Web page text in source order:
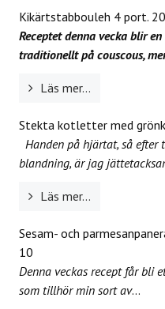
Kikärtstabbouleh 4 port.
Receptet denna vecka blir
traditionellt på couscous,
Läs mer...
Stekta kotletter med
Handen på hjärtat, så
blandning, är jag
Läs mer...
Sesam- och
10
Denna veckas recept får bli
som tillhör min sort av...